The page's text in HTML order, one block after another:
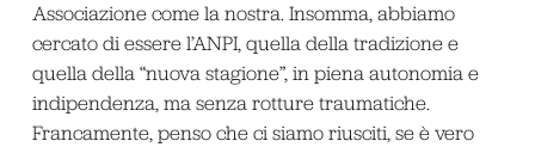
Associazione come la nostra. Insomma, abbiamo
cercato di essere l’ANPI, quella della tradizione e
quella della “nuova stagione”, in piena autonomia e
indipendenza, ma senza rotture traumatiche.
Francamente, penso che ci siamo riusciti, se è vero